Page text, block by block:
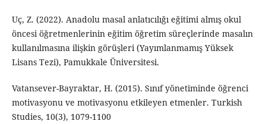
Uç, Z. (2022). Anadolu masal anlatıcılığı eğitimi almış okul
öncesi öğretmenlerinin eğitim öğretim süreçlerinde masalın
kullanılmasına ilişkin görüşleri (Yayımlanmamış Yüksek
Lisans Tezi), Pamukkale Üniversitesi.
Vatansever-Bayraktar, H. (2015). Sınıf yönetiminde öğrenci
motivasyonu ve motivasyonu etkileyen etmenler. Turkish
Studies, 10(3), 1079-1100